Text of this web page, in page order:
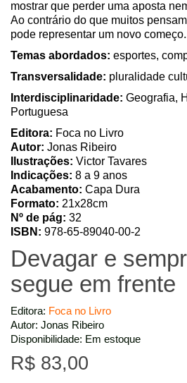
mostrar que perder uma aposta
Ao contrário do que muitos
pode representar um novo
Temas abordados: esportes,
Transversalidade: pluralidade
Interdisciplinaridade: Geografia,
Portuguesa
Editora: Foca no Livro
Autor: Jonas Ribeiro
Ilustrações: Victor Tavares
Indicações: 8 a 9 anos
Acabamento: Capa Dura
Formato: 21x28cm
Nº de pág: 32
ISBN: 978-65-89040-00-2
Devagar e
segue em frente
Editora: Foca no Livro
Autor: Jonas Ribeiro
Disponibilidade: Em estoque
R$ 83,00